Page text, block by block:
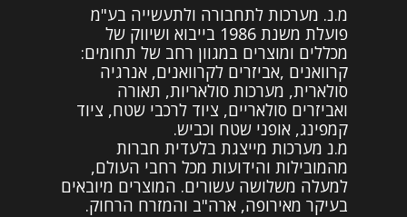
מ.נ. מערכות לתחבורה ולתעשייה בע"מ
פועלת משנת 1986 בייבוא ושיווק של
מכללים ומוצרים במגוון רחב של תחומים:
קרוואנים ,אביזרים לקרוואנים, אנרגיה
סולארית, מערכות סולאריות, תאורה
ואביזרים סולאריים, ציוד לרכבי שטח, ציוד
קמפינג, אופני שטח וכביש.
מ.נ מערכות מייצגת בלעדית חברות
מהמובילות והידועות מכל רחבי העולם,
למעלה משלושה עשורים. המוצרים מיובאים
בעיקר מאירופה, ארה"ב והמזרח הרחוק.